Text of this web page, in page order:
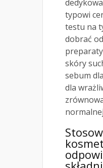
typowi
testu na
dobrać
skóry
sebum
dla